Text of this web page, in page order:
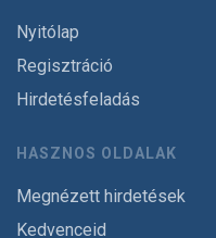
Nyitólap
Regisztráció
Hirdetésfeladás
HASZNOS OLDALAK
Megnézett hirdetések
Kedvenceid